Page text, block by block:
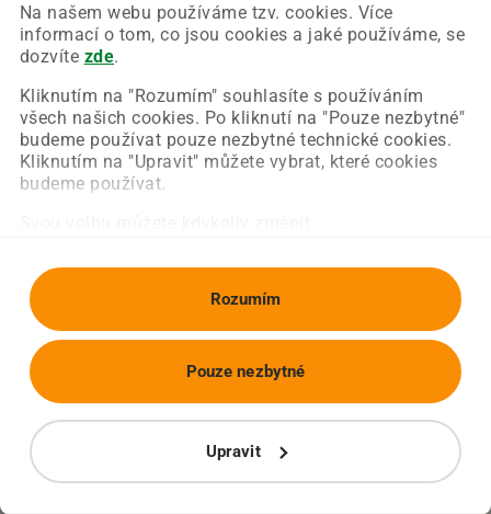
Na našem webu používáme tzv. cookies. Více
informací o tom, co jsou cookies a jaké používáme, se
dozvíte zde.
Kliknutím na "Rozumím" souhlasíte s používáním
všech našich cookies. Po kliknutí na "Pouze nezbytné"
budeme používat pouze nezbytné technické cookies.
Kliknutím na "Upravit" můžete vybrat, které cookies
budeme používat.
Rozumím
Upravit
Pouze nezbytné
Chyba nastala na naší straně a už ji opravujeme.
Zkuste prosím znovu načíst požadovanou stránku.
Obnovit stránku Úvodní strana